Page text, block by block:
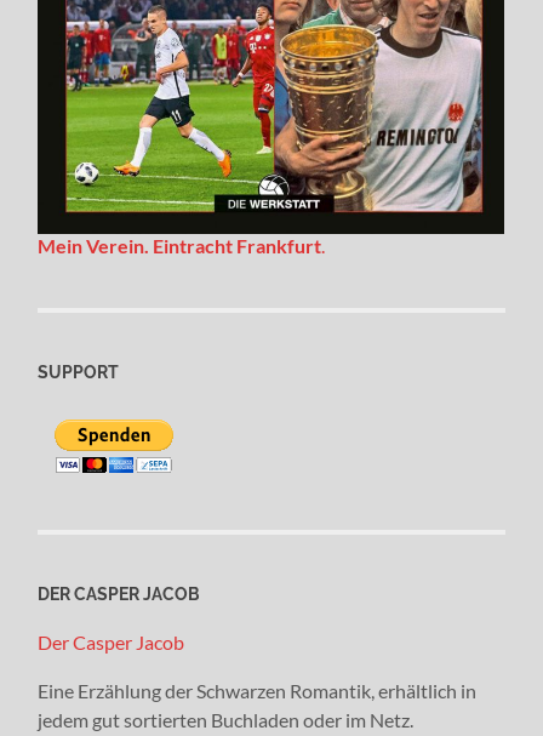
Mein Verein. Eintracht Frankfurt.
SUPPORT
DER CASPER JACOB
Der Casper Jacob
Eine Erzählung der Schwarzen Romantik, erhältlich in
jedem gut sortierten Buchladen oder im Netz.